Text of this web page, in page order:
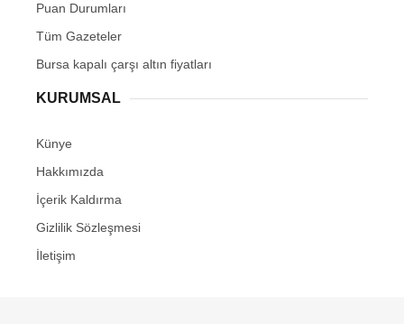
Puan Durumları
Tüm Gazeteler
Bursa kapalı çarşı altın fiyatları
KURUMSAL
Künye
Hakkımızda
İçerik Kaldırma
Gizlilik Sözleşmesi
İletişim